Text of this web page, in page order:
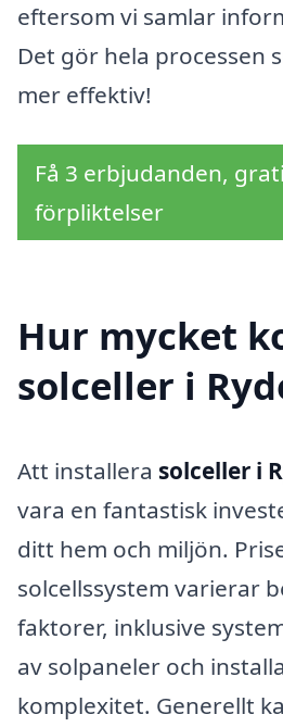
eftersom vi samlar
Det gör hela processen
mer effektiv!
Få 3 erbjudanden,
förpliktelser
Hur mycket
solceller i
Att installera solceller i
vara en fantastisk
ditt hem och miljön.
solcellssystem varierar
faktorer, inklusive
av solpaneler och
komplexitet. Generellt